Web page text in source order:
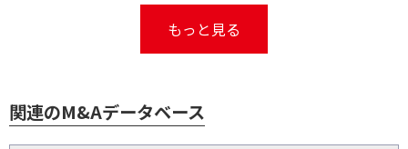
もっと見る
関連のM&Aデータベース